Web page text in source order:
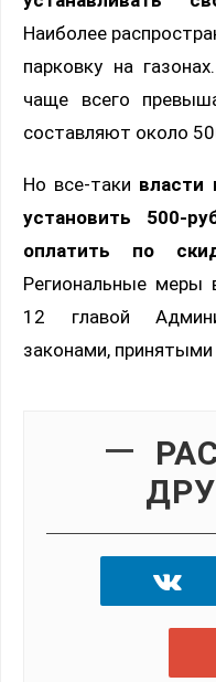
Наиболее
парковку на
чаще всего
составляют около
Но все-таки власти
установить 500-
оплатить по
Региональные меры
12 главой
законами,